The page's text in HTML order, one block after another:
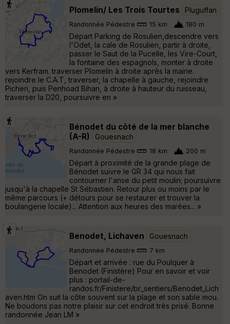
Plomelin/ Les Trois Tourtes Pluguffan
Randonnée Pédestre 15 km 180 m
Départ Parking de Rosulien,descendre vers
l'Odet, la cale de Rosulien, partir à droite,
passer le Saut de la Pucelle, les Vire-Court,
la fontaine des espagnols, monter à droite
vers Kerfram. traverser Plomelin à droite après la mairie.
rejoindre le C.A.T, traverser, la chapelle à gauche, rejoindre
Picheri, puis Penhoad Bihan, à droite à hauteur du ruisseau,
traverser la D20, poursuivre en »
Bénodet du côté de la mer blanche
(A-R)
Gouesnach
Randonnée Pédestre 18 km 200 m
Départ à proximité de la grande plage de
Bénodet suivre le GR 34 qui nous fait
contourner l'anse du petit moulin; poursuivre
jusqu'à la chapelle St Sébastien. Retour plus ou moins par le
même parcours (+ détours pour se restaurer et trouver la
boulangerie locale)... Attention aux heures des marées... »
Benodet, Lichaven Gouesnach
Randonnée Pédestre 7 km
Départ et arrivée : rue du Poulquer à
Benodet (Finistère) Pour en savoir et voir
plus : portail-de-
randos.fr/Finistere/br_sentiers/Benodet_Lich
aven.htm On suit la côte souvent sur la plage et son sable mou.
Ne boudons pas notre plaisir sur cet endroit très prisé. Bonne
randonnée Jean LM »